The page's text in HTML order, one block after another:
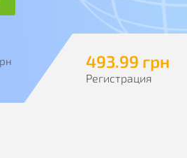
493.99 грн
Регистрация